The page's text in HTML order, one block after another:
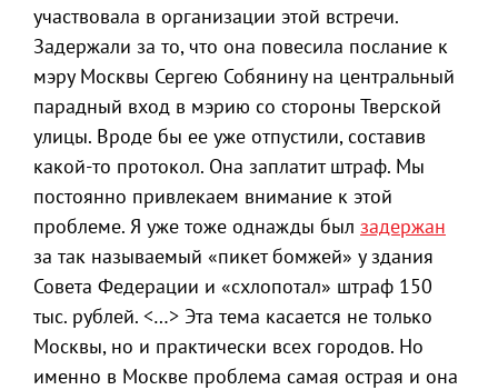
участвовала в организации этой встречи.
Задержали за то, что она повесила послание к
мэру Москвы Сергею Собянину на центральный
парадный вход в мэрию со стороны Тверской
улицы. Вроде бы ее уже отпустили, составив
какой-то протокол. Она заплатит штраф. Мы
постоянно привлекаем внимание к этой
проблеме. Я уже тоже однажды был задержан
за так называемый «пикет бомжей» у здания
Совета Федерации и «схлопотал» штраф 150
тыс. рублей. <…> Эта тема касается не только
Москвы, но и практически всех городов. Но
именно в Москве проблема самая острая и она